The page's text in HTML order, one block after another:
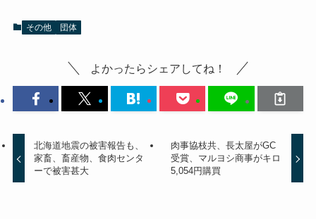
その他 団体
よかったらシェアしてね！
北海道地震の被害報告も、
家畜、畜産物、食肉センタ
ーで被害甚大
肉事協枝共、長太屋がGC
受賞、マルヨシ商事がキロ
5,054円購買